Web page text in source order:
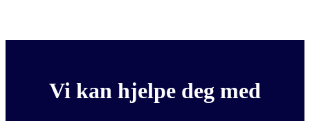
Vi kan hjelpe deg med